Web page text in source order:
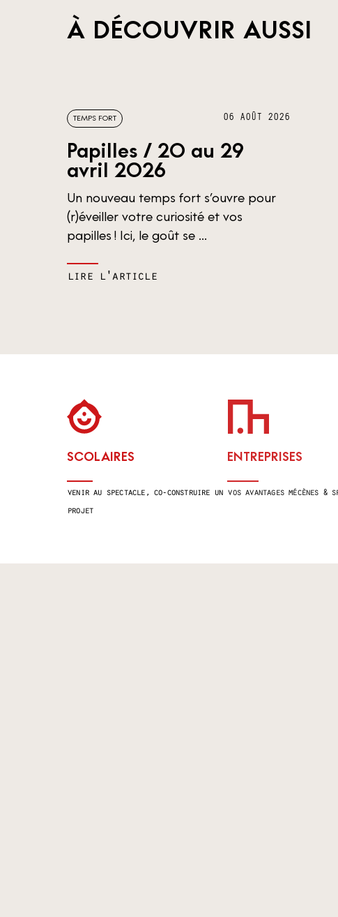
À DÉCOUVRIR AUSSI
TEMPS FORT 06 AOÛT 2026
Papilles / 20 au 29
avril 2026
Un nouveau temps fort s’ouvre pour
(r)éveiller votre curiosité et vos
papilles ! Ici, le goût se ...
lire l'article
SCOLAIRES
venir au spectacle, co-construire un
projet
ENTREPRISES
vos avantages mécènes &